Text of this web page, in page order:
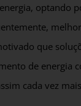
optando
que
de energia
cada vez